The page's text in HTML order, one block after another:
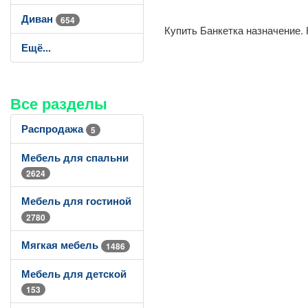
Диван 654
Ещё...
Все разделы
Распродажа 5
Мебель для спальни
2624
Мебель для гостиной
2780
Мягкая мебель 1486
Мебель для детской
153
Купить Банкетка назначение.